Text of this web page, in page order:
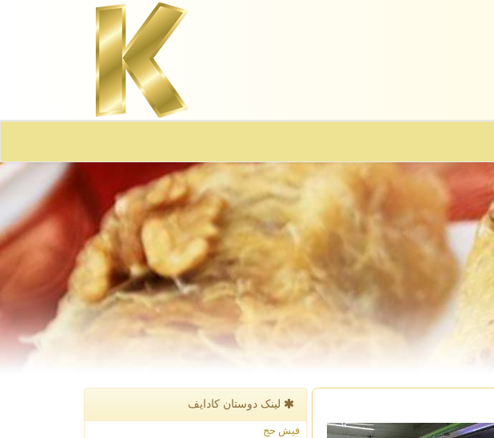
لینک دوستان كادایف
فیش حج